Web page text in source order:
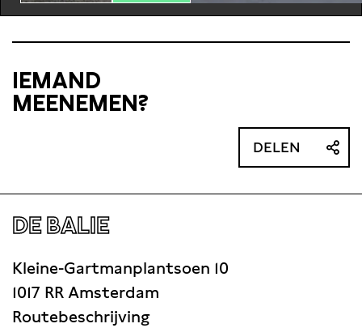
set up a company, War Zone Tours, to organize
IEMAND
MEENEMEN?
DELEN
DE BALIE
Kleine-Gartmanplantsoen 10
1017 RR Amsterdam
Routebeschrijving